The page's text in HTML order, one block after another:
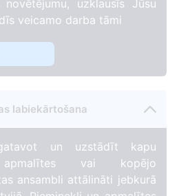
uzklausīs Jūsu
veicamo darba tāmi
labiekārtošana
un uzstādīt kapu
apmalītes vai kopējo
ansambli attālināti jebkurā